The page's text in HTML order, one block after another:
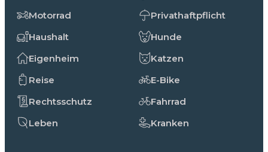
Motorrad
Haushalt
Eigenheim
Reise
Rechtsschutz
Leben
Privathaftpflicht
Hunde
Katzen
E-Bike
Fahrrad
Kranken